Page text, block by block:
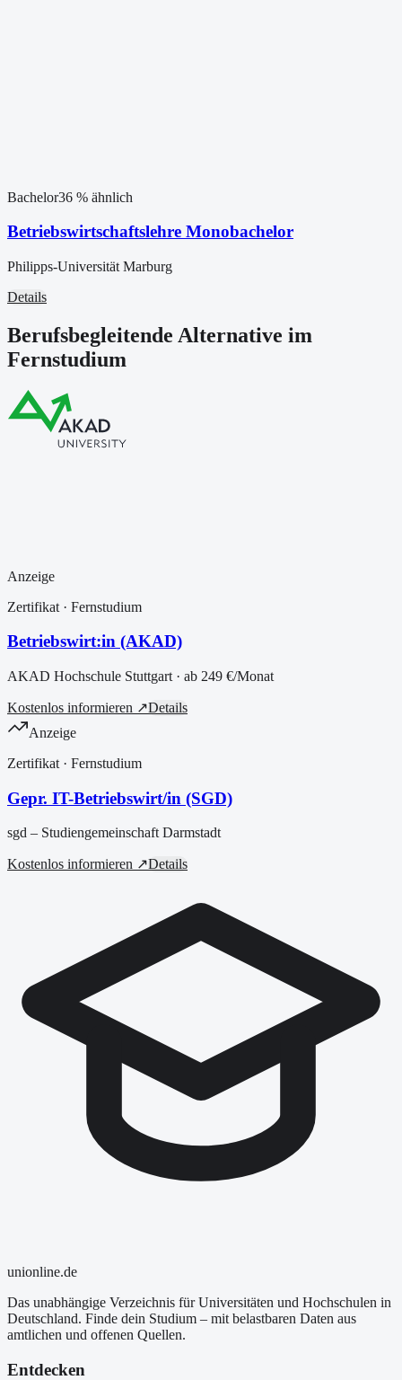
Bachelor36 % ähnlich
Betriebswirtschaftslehre Monobachelor
Philipps-Universität Marburg
Details
Berufsbegleitende Alternative im
Fernstudium
Anzeige
Zertifikat · Fernstudium
Betriebswirt:in (AKAD)
AKAD Hochschule Stuttgart · ab 249 €/Monat
Kostenlos informieren ↗Details
Anzeige
Zertifikat · Fernstudium
Gepr. IT-Betriebswirt/in (SGD)
sgd – Studiengemeinschaft Darmstadt
Kostenlos informieren ↗Details
unionline.de
Das unabhängige Verzeichnis für Universitäten und Hochschulen in
Deutschland. Finde dein Studium – mit belastbaren Daten aus
amtlichen und offenen Quellen.
Entdecken